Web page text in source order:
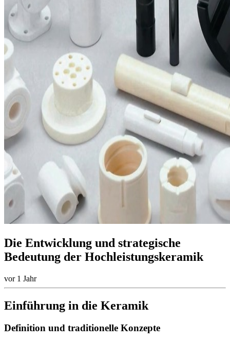
Die Entwicklung und strategische
Bedeutung der Hochleistungskeramik
vor 1 Jahr
Einführung in die Keramik
Definition und traditionelle Konzepte